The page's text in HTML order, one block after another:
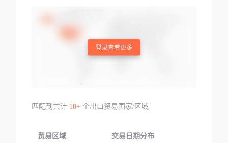
登录查看更多
匹配到共计 10+个出口贸易国家/区域
贸易区域 交易日期分布